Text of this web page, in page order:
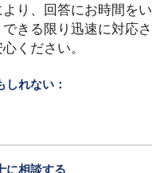
り、回答にお時間をい
きる限り迅速に対応さ
ください。
れない：
に相談する